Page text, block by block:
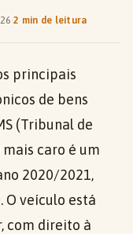
·2 min de leitura
principais
de bens
(Tribunal de
mais caro é um
2020/2021,
O veículo está
com direito à